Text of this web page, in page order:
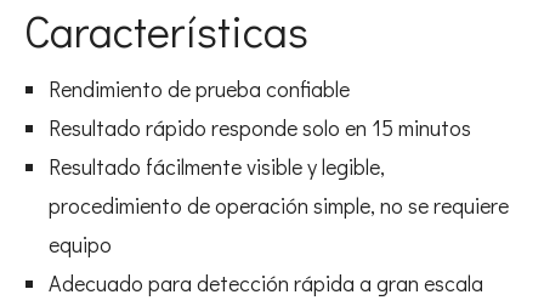
Características
Rendimiento de prueba confiable
Resultado rápido responde solo en 15 minutos
Resultado fácilmente visible y legible,
procedimiento de operación simple, no se requiere
equipo
Adecuado para detección rápida a gran escala